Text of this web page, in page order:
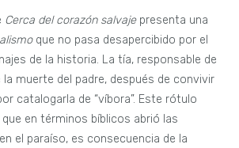
hombre y Joana. De este modo, Joana
obstáculo entre estas relaciones
como una rara o extranjera, esto
por su calidad de huérfana errante.
podrían fácilmente extrapolarse a la
y ser comprendidas como expresión
que sentía Clarice en tanto judía